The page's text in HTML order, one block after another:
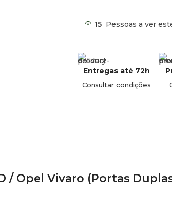
Peso do suporte
Local de montagem
15 Pessoas a ver
Entregas até 72h
Consultar condições
/ Opel Vivaro (Portas